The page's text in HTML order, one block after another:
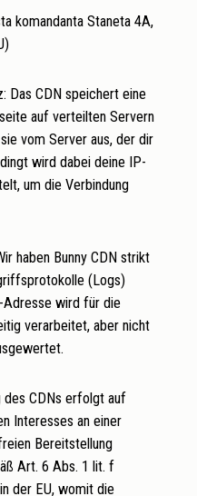
komandanta Staneta 4A,
Das CDN speichert eine
auf verteilten Servern
vom Server aus, der dir
wird dabei deine IP-
um die Verbindung
haben Bunny CDN strikt
(Logs)
wird für die
verarbeitet, aber nicht
des CDNs erfolgt auf
Interesses an einer
Bereitstellung
Art. 6 Abs. 1 lit. f
der EU, womit die